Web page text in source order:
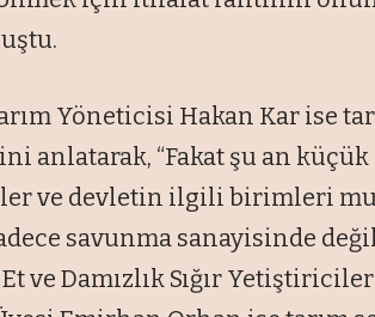
Yöneticisi Hakan Kar ise
anlatarak, “Fakat şu an
ve devletin ilgili birimleri
savunma sanayisinde
ve Damızlık Sığır